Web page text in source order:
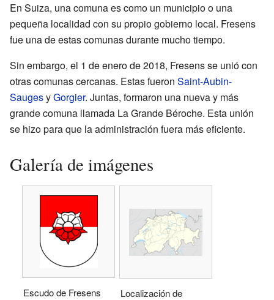
En Suiza, una comuna es como un municipio o una
pequeña localidad con su propio gobierno local. Fresens
fue una de estas comunas durante mucho tiempo.
Sin embargo, el 1 de enero de 2018, Fresens se unió con
otras comunas cercanas. Estas fueron Saint-Aubin-
SaugesyGorgier. Juntas, formaron una nueva y más
grande comuna llamada La Grande Béroche. Esta unión
se hizo para que la administración fuera más eficiente.
Galería de imágenes
Escudo de Fresens
Localización de